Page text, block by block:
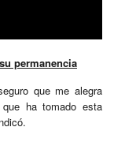
permanencia
que me alegra
ha tomado esta